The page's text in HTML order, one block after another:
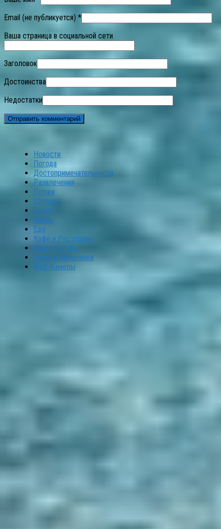
Email (не публикуется) *
Ваша страница в социальной сети
Заголовок
Достоинства
Недостатки
Новости
Погода
Достопримечательности
Развлечения
Пляжи
Шоппинг
Рынки
Карты
Еда
Кафе и Рестораны
Бары и Клубы
Банки и Обменники
Web-Камеры